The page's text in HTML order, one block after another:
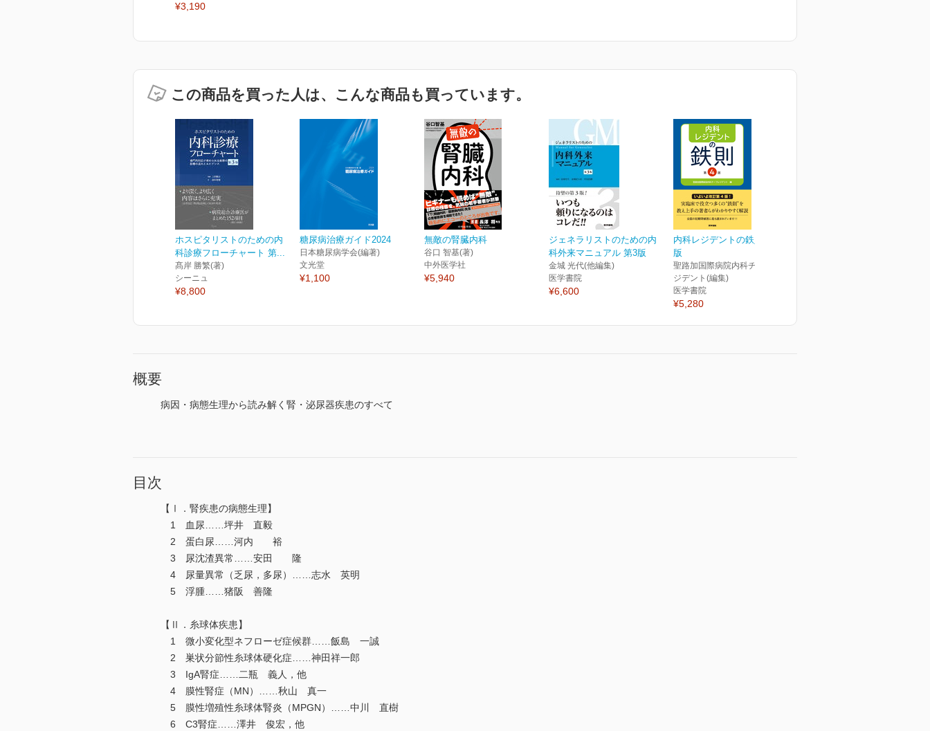
¥3,190
この商品を買った人は、こんな商品も買っています。
ホスピタリストのための内
科診療フローチャート 第...
髙岸 勝繁(著)
シーニュ
¥8,800
糖尿病治療ガイド2024
日本糖尿病学会(編著)
文光堂
¥1,100
無敵の腎臓内科
谷口 智基(著)
中外医学社
¥5,940
ジェネラリストのための内
科外来マニュアル 第3版
金城 光代(他編集)
医学書院
¥6,600
内科レジデントの鉄則 第4
版
聖路加国際病院内科チーフレ
ジデント(編集)
医学書院
¥5,280
概要
病因・病態生理から読み解く腎・泌尿器疾患のすべて
目次
【Ⅰ．腎疾患の病態生理】
1 血尿……坪井 直毅
2 蛋白尿……河内 裕
3 尿沈渣異常……安田 隆
4 尿量異常（乏尿，多尿）……志水 英明
5 浮腫……猪阪 善隆
【Ⅱ．糸球体疾患】
1 微小変化型ネフローゼ症候群……飯島 一誠
2 巣状分節性糸球体硬化症……神田祥一郎
3 IgA腎症……二瓶 義人，他
4 膜性腎症（MN）……秋山 真一
5 膜性増殖性糸球体腎炎（MPGN）……中川 直樹
6 C3腎症……澤井 俊宏，他